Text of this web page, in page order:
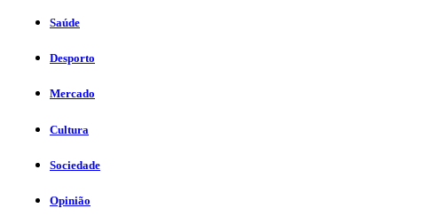
Saúde
Desporto
Mercado
Cultura
Sociedade
Opinião